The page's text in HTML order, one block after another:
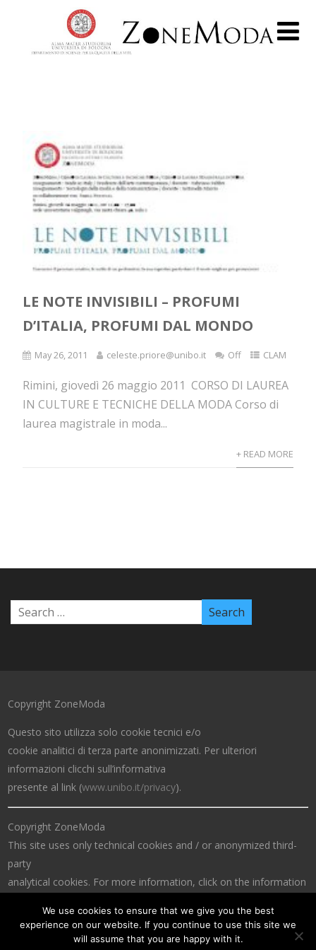
LE NOTE INVISIBILI – PROFUMI
D’ITALIA, PROFUMI DAL MONDO
May 26, 2011 celeste.priore@unibo.it Off CLAM
Rimini, giovedì 26 maggio 2011 CORSO DI LAUREA
IN CULTURE E TECNICHE DELLA MODA Corso di
laurea magistrale in moda...
+ READ MORE
Copyright ZoneModa
Questo sito utilizza solo cookie tecnici e/o
cookie analitici di terza parte anonimizzati. Per ulteriori
informazioni clicchi sull’informativa
presente al link (www.unibo.it/privacy).
Copyright ZoneModa
This site uses only technical cookies and / or anonymized third-
party
analytical cookies. For more information, click on the information
We use cookies to ensure that we give you the best
experience on our website. If you continue to use this site we
will assume that you are happy with it.